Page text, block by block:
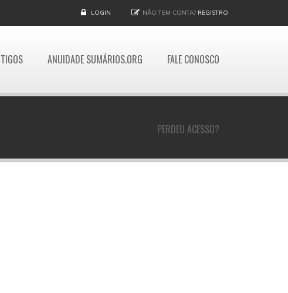
LOGIN NÃO TEM CONTA? REGISTRO
ANUIDADE SUMÁRIOS.ORG FALE CONOSCO
PERDEU ACESSO?